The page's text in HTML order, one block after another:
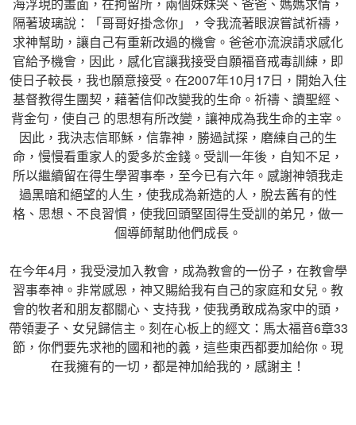
隔著玻璃說：「哥哥好掛念你」，令我流著眼淚嘗試祈禱，
求神幫助，讓自己有重新改過的機會。爸爸亦流淚請求感化
官給予機會，因此，感化官讓我接受自願福音戒毒訓練，即
使日子較長，我也願意接受。在2007年10月17日，開始入住
基督教得生團契，藉著信仰改變我的生命。祈禱、讀聖經、
背金句，使自己 的思想有所改變，讓神成為我生命的主宰。
因此，我決志信耶穌，信靠神，勝過試探，磨練自己的生
命，慢慢看重家人的愛多於金錢。受訓一年後，自知不足，
所以繼續留在得生學習事奉，至今已有六年。感謝神領我走
過黑暗和絕望的人生，使我成為新造的人，脫去舊有的性
格、思想、不良習慣，使我回頭堅固得生受訓的弟兄，做一
個導師幫助他們成長。
在今年4月，我受浸加入教會，成為教會的一份子，在教會學
習事奉神。非常感恩，神又賜給我有自己的家庭和女兒。教
會的牧者和朋友都關心、支持我，使我勇敢成為家中的頭，
帶領妻子、女兒歸信主。刻在心板上的經文：馬太福音6章33
節，你們要先求衪的國和衪的義，這些東西都要加給你。現
在我擁有的一切，都是神加給我的，感謝主！